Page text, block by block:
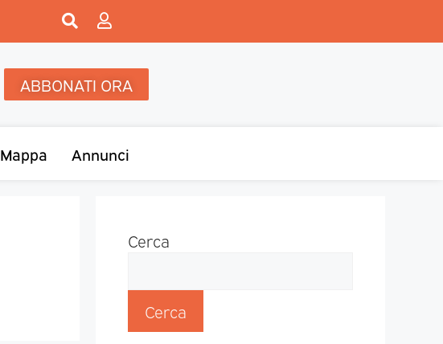
ABBONATI ORA
Mappa Annunci
Cerca
Cerca